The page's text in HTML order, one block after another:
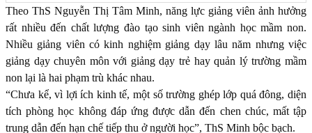
Theo ThS Nguyễn Thị Tâm Minh, năng lực giảng viên ảnh hưởng
rất nhiều đến chất lượng đào tạo sinh viên ngành học mầm non.
Nhiều giảng viên có kinh nghiệm giảng dạy lâu năm nhưng việc
giảng dạy chuyên môn với giảng dạy trẻ hay quản lý trường mầm
non lại là hai phạm trù khác nhau.
“Chưa kể, vì lợi ích kinh tế, một số trường ghép lớp quá đông, diện
tích phòng học không đáp ứng được dẫn đến chen chúc, mất tập
trung dẫn đến hạn chế tiếp thu ở người học”, ThS Minh bộc bạch.